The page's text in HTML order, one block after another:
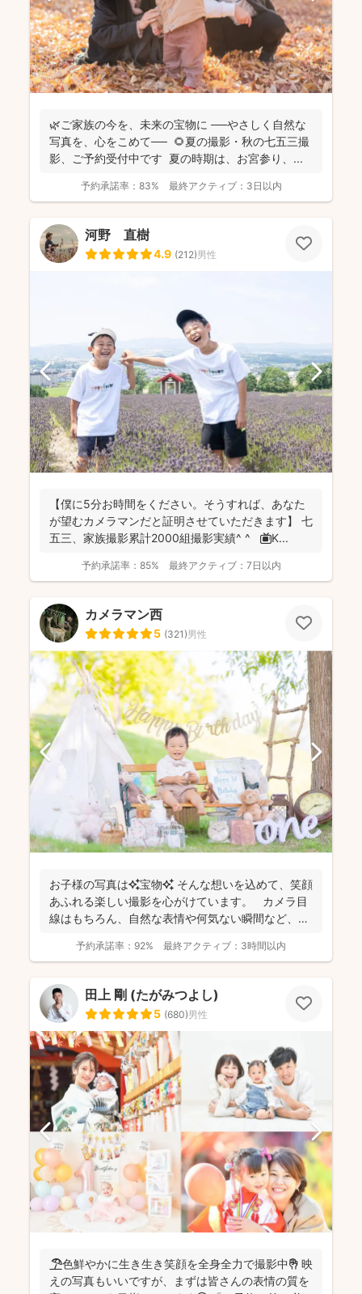
🌿ご家族の今を、未来の宝物に ──やさしく自然な
写真を、心をこめて── 🌻夏の撮影・秋の七五三撮
影、ご予約受付中です 夏の時期は、お宮参り、...
予約承諾率： 83% 最終アクティブ： 3日以内
河野 直樹
4.9 (212)男性
【僕に5分お時間をください。そうすれば、あなた
が望むカメラマンだと証明させていただきます】 七
五三、家族撮影累計2000組撮影実績^ ^ 📺K...
予約承諾率： 85% 最終アクティブ： 7日以内
カメラマン西
5 (321)男性
お子様の写真は✨宝物✨ そんな想いを込めて、笑顔
あふれる楽しい撮影を心がけています。 カメラ目
線はもちろん、自然な表情や何気ない瞬間など、ご
予約承諾率： 92% 最終アクティブ： 3時間以内
田上 剛 (たがみつよし)
5 (680)男性
🏖️色鮮やかに生き生き笑顔を全身全力で撮影中✊ 映
えの写真もいいですが、まずは皆さんの表情の質を